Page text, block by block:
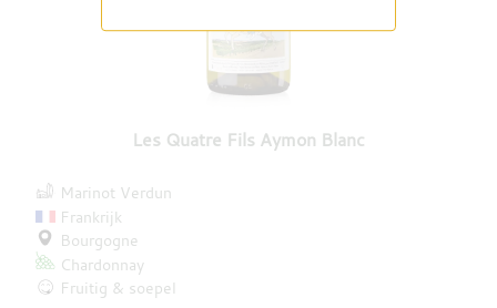
Les Quatre Fils Aymon Blanc
Marinot Verdun
Frankrijk
Bourgogne
Chardonnay
Fruitig & soepel